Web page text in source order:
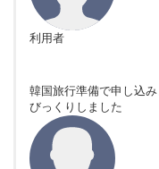
利用者
韓国旅行準備で申し込
びっくりしました